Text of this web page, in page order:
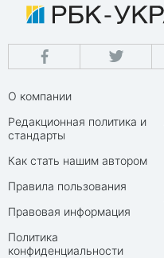
О компании
Редакционная политика и
стандарты
Как стать нашим автором
Правила пользования
Правовая информация
Политика
конфиденциальности